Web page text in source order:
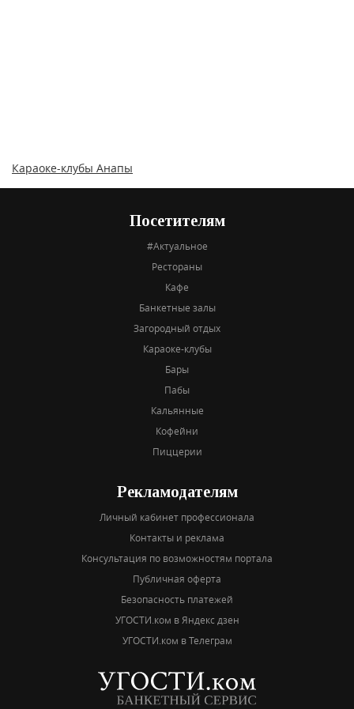
Караоке-клубы Анапы
Посетителям
#Актуальное
Рестораны
Кафе
Банкетные залы
Загородный отдых
Караоке-клубы
Бары
Пабы
Кальянные
Кофейни
Пиццерии
Рекламодателям
Личный кабинет профессионала
Контакты и реклама
Консультация по возможностям портала
Публичная оферта
Безопасность платежей
УГОСТИ.ком в Яндекс дзен
УГОСТИ.ком в Телеграм